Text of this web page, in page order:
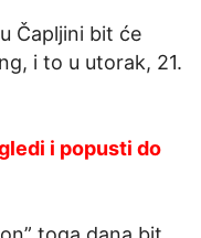
Čapljini bit će
i to u utorak, 21.
i popusti do